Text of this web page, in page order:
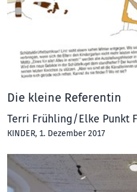
Die kleine Referentin
Terri Frühling/Elke Punkt
KINDER, 1. Dezember 2017